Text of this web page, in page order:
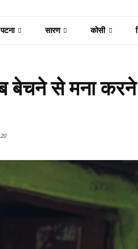
पटना सारण कोसी
बेचने से मना
20